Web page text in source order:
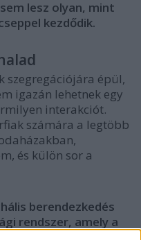
lesz olyan, mint
kezdődik.
szegregációjára épül,
igazán lehetnek egy
interakciót.
számára a legtöbb
és külön sor a
berendezkedés
rendszer, amely a